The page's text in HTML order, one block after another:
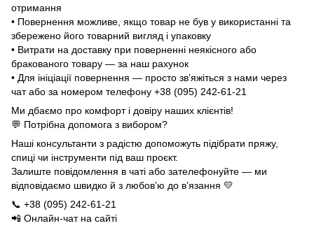
отримання
• Повернення можливе, якщо товар не був у використанні та
збережено його товарний вигляд і упаковку
• Витрати на доставку при поверненні неякісного або
бракованого товару — за наш рахунок
• Для ініціації повернення — просто зв’яжіться з нами через
чат або за номером телефону +38 (095) 242-61-21
Ми дбаємо про комфорт і довіру наших клієнтів!
💬 Потрібна допомога з вибором?
Наші консультанти з радістю допоможуть підібрати пряжу,
спиці чи інструменти під ваш проєкт.
Залиште повідомлення в чаті або зателефонуйте — ми
відповідаємо швидко й з любов’ю до в’язання 💛
📞 +38 (095) 242-61-21
📲 Онлайн-чат на сайті